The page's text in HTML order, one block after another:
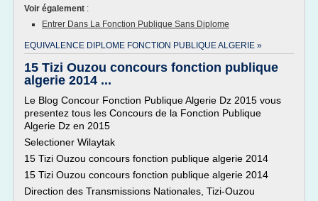
Voir également :
Entrer Dans La Fonction Publique Sans Diplome
EQUIVALENCE DIPLOME FONCTION PUBLIQUE ALGERIE »
15 Tizi Ouzou concours fonction publique
algerie 2014 ...
Le Blog Concour Fonction Publique Algerie Dz 2015 vous
presentez tous les Concours de la Fonction Publique
Algerie Dz en 2015
Selectioner Wilaytak
15 Tizi Ouzou concours fonction publique algerie 2014
15 Tizi Ouzou concours fonction publique algerie 2014
Direction des Transmissions Nationales, Tizi-Ouzou